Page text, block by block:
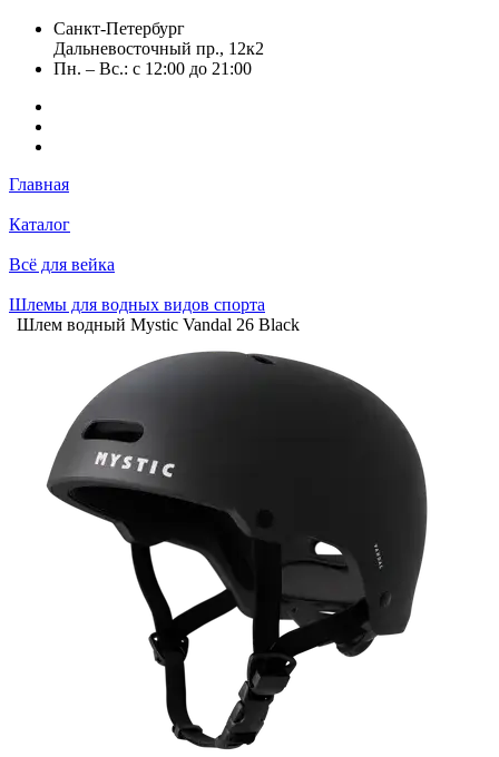
Санкт-Петербург
Дальневосточный пр., 12к2
Пн. – Вс.: с 12:00 до 21:00
Главная
Каталог
Всё для вейка
Шлемы для водных видов спорта
Шлем водный Mystic Vandal 26 Black